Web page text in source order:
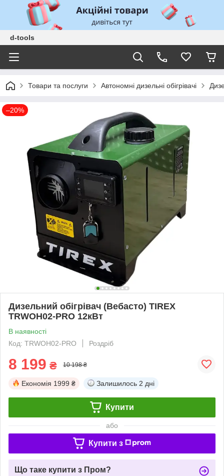
d-tools
Товари та послуги Автономні дизельні обігрівачі
–20%
Дизельний обігрівач (Вебасто) TIREX
TRWOH02-PRO 12кВт
В наявності
Код: TRWOH02-PRO
Роздріб
8 199 ₴ 10 198 ₴
Економія 1999 ₴ Залишилось 2 дні
Купити
або
Купити з
Що таке купити з Пром?